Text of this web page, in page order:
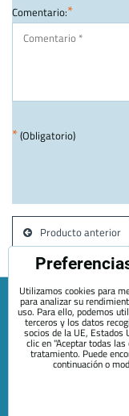
Comentario:*
*(Obligatorio)
Producto anterior
Mapa de la página web
Envío y devolución
Contacto
Blog
Utilizamos cookies para
para analizar su
uso. Para ello, podemos
terceros y los datos
socios de la UE, Estados
clic en "Aceptar todas
tratamiento. Puede
continuación o